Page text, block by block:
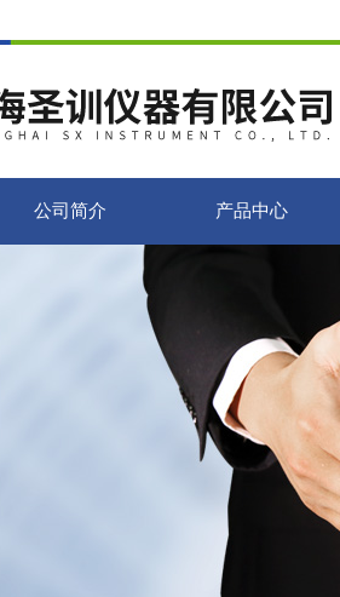
公司简介 产品中心